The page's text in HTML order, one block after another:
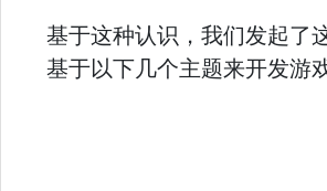
基于这种认识，我们发起了
基于以下几个主题来开发游